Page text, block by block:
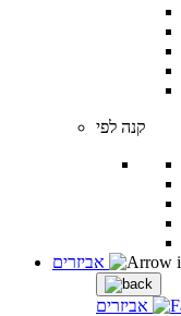
קנה לפי
אביזרים